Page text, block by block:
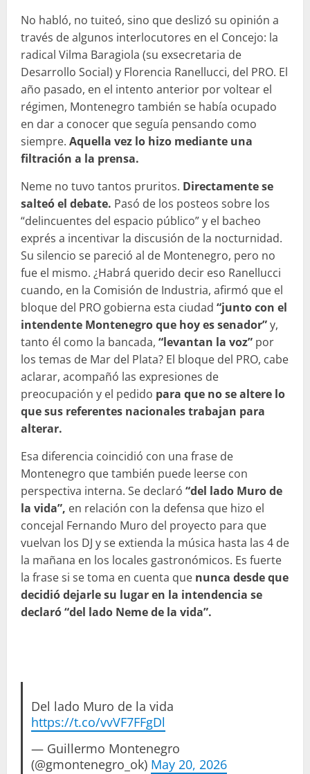
No habló, no tuiteó, sino que deslizó su opinión a
través de algunos interlocutores en el Concejo: la
radical Vilma Baragiola (su exsecretaria de
Desarrollo Social) y Florencia Ranellucci, del PRO. El
año pasado, en el intento anterior por voltear el
régimen, Montenegro también se había ocupado
en dar a conocer que seguía pensando como
siempre. Aquella vez lo hizo mediante una
filtración a la prensa.
Neme no tuvo tantos pruritos. Directamente se
salteó el debate. Pasó de los posteos sobre los
“delincuentes del espacio público” y el bacheo
exprés a incentivar la discusión de la nocturnidad.
Su silencio se pareció al de Montenegro, pero no
fue el mismo. ¿Habrá querido decir eso Ranellucci
cuando, en la Comisión de Industria, afirmó que el
bloque del PRO gobierna esta ciudad “junto con el
intendente Montenegro que hoy es senador”y,
tanto él como la bancada, “levantan la voz” por
los temas de Mar del Plata? El bloque del PRO, cabe
aclarar, acompañó las expresiones de
preocupación y el pedido para que no se altere lo
que sus referentes nacionales trabajan para
alterar.
Esa diferencia coincidió con una frase de
Montenegro que también puede leerse con
perspectiva interna. Se declaró “del lado Muro de
la vida”, en relación con la defensa que hizo el
concejal Fernando Muro del proyecto para que
vuelvan los DJ y se extienda la música hasta las 4 de
la mañana en los locales gastronómicos. Es fuerte
la frase si se toma en cuenta que nunca desde que
decidió dejarle su lugar en la intendencia se
declaró “del lado Neme de la vida”.
Del lado Muro de la vida
https://t.co/vvVF7FFgDl
— Guillermo Montenegro
(@gmontenegro_ok) May 20, 2026